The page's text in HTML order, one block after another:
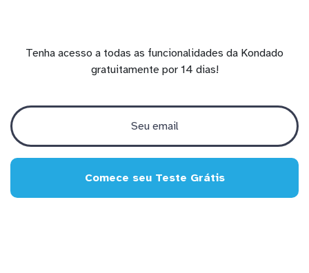
Tenha acesso a todas as funcionalidades da Kondado
gratuitamente por 14 dias!
Comece seu Teste Grátis